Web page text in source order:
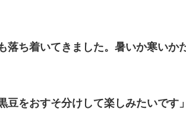
落ち着いてきました。暑いか寒い
豆をおすそ分けして楽しみたいです